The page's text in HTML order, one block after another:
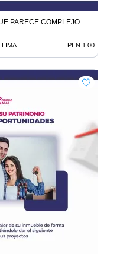
PARECE COMPLEJO
LIMA PEN 1.00